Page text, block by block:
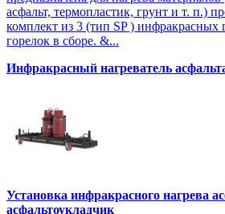
асфальт, термопластик, грунт и т. п.)
комплект из 3 (тип SP ) инфракрасных
горелок в сборе. &...
Инфракрасный нагреватель
Установка инфракрасного нагрева
асфальтоукладчик